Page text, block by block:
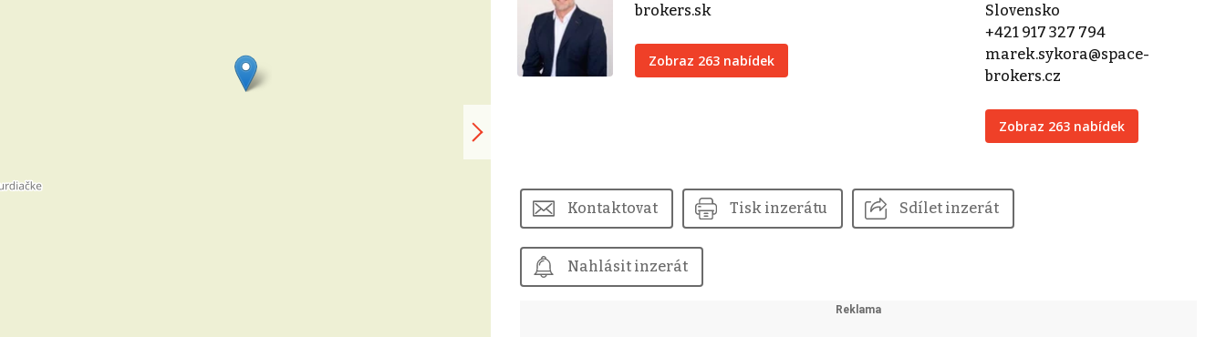
brokers.sk
Zobraz 263 nabídek
Slovensko
+421 917 327 794
marek.sykora@space-
brokers.cz
Zobraz 263 nabídek
Kontaktovat Tisk inzerátu Sdílet inzerát
Nahlásit inzerát